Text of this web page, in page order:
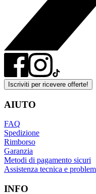
Iscriviti per ricevere offerte!
AIUTO
FAQ
Spedizione
Rimborso
Garanzia
Metodi di pagamento sicuri
Assistenza tecnica e
INFO